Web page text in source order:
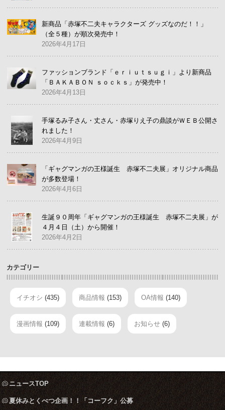
新商品「赤塚不二夫キャラクターズ グッズなのだ！！」
（全５種）が順次発売中！
2026年4月17日
ファッションブランド「ｅｒｉｕｔｓｕｇｉ」より新商品
「ＢＡＫＡＢＯＮ ｓｏｃｋｓ」が発売中！
2026年4月13日
手塚るみ子さん・丈さん・赤塚りえ子の鼎談がＷＥＢ公開さ
れました！
2026年4月9日
「ギャグマンガの王様誕生 赤塚不二夫展」オリジナル商品
が多数登場！
2026年4月6日
生誕９０周年「ギャグマンガの王様誕生 赤塚不二夫展」が
４月４日（土）から開催！
2026年4月2日
カテゴリー
イチオシ (435) 商品情報 (153) OA情報 (140)
漫画情報 (109) 連載情報 (6) お知らせ (6)
ニュースTOP
夏休みとくべつ企画！！「コーフク」公募